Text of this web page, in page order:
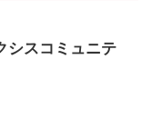
スコミュニテ